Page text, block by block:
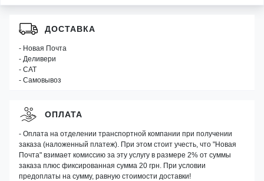
ДОСТАВКА
- Новая Почта
- Деливери
- САТ
- Самовывоз
ОПЛАТА
- Оплата на отделении транспортной компании при получении
заказа (наложенный платеж). При этом стоит учесть, что "Новая
Почта" взимает комиссию за эту услугу в размере 2% от суммы
заказа плюс фиксированная сумма 20 грн. При условии
предоплаты на сумму, равную стоимости доставки!